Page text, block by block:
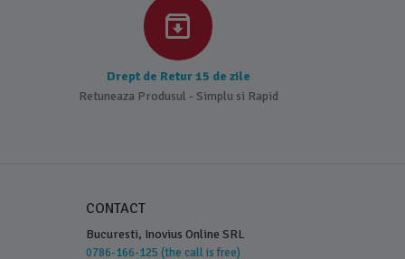
Drept de Retur 15 de zile
Retuneaza Produsul - Simplu si Rapid
CONTACT
Bucuresti, Inovius Online SRL
0786-166-125 (the call is free)